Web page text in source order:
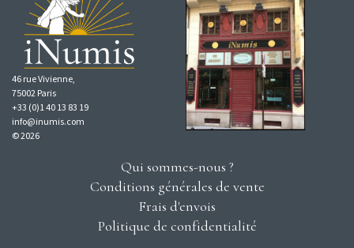
46 rue Vivienne,
75002 Paris
+33 (0)1 40 13 83 19
info@inumis.com
© 2026
Qui sommes-nous ?
Conditions générales de vente
Frais d'envois
Politique de confidentialité